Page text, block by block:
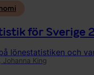
för Sverige
lönestatistiken och
Johanna King